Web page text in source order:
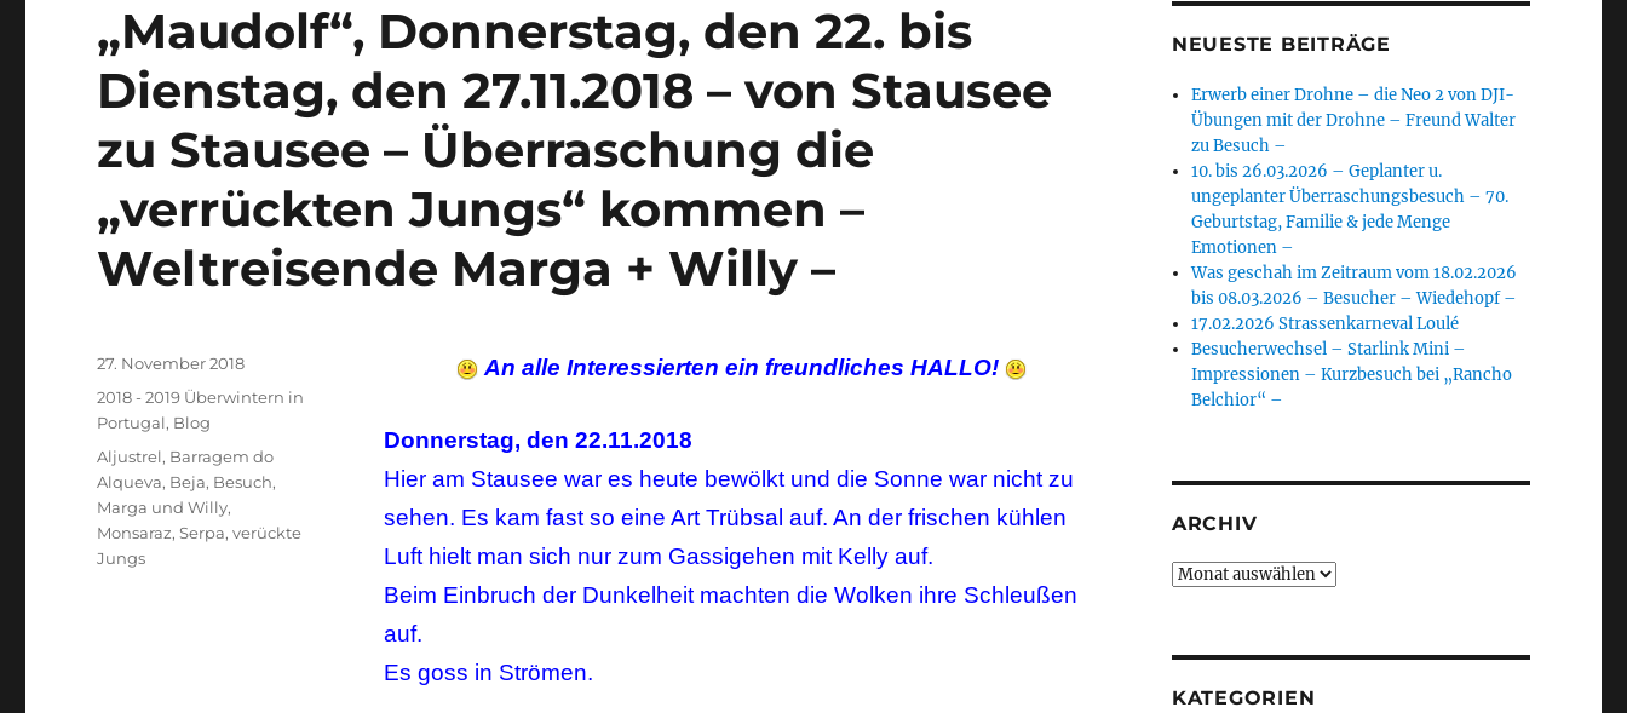
„Maudolf“, Donnerstag, den 22. bis
Dienstag, den 27.11.2018 – von Stausee
zu Stausee – Überraschung die
„verrückten Jungs“ kommen –
Weltreisende Marga + Willy –
An alle Interessierten ein freundliches HALLO!
Donnerstag, den 22.11.2018
Hier am Stausee war es heute bewölkt und die Sonne war nicht zu
sehen. Es kam fast so eine Art Trübsal auf. An der frischen kühlen
Luft hielt man sich nur zum Gassigehen mit Kelly auf.
Beim Einbruch der Dunkelheit machten die Wolken ihre Schleußen
auf.
Es goss in Strömen.
Veröffentlicht
am
27. November 2018
Kategorien
2018 - 2019 Überwintern in
Portugal, Blog
Schlagwörter
Aljustrel, Barragem do
Alqueva, Beja, Besuch,
Marga und Willy,
Monsaraz,Serpa,verückte
Jungs
NEUESTE BEITRÄGE
Erwerb einer Drohne – die Neo 2 von DJI-
Übungen mit der Drohne – Freund Walter
zu Besuch –
10. bis 26.03.2026 – Geplanter u.
ungeplanter Überraschungsbesuch – 70.
Geburtstag, Familie & jede Menge
Emotionen –
Was geschah im Zeitraum vom 18.02.2026
bis 08.03.2026 – Besucher – Wiedehopf –
17.02.2026 Strassenkarneval Loulé
Besucherwechsel – Starlink Mini –
Impressionen – Kurzbesuch bei „Rancho
Belchior“ –
ARCHIV
Archiv
KATEGORIEN